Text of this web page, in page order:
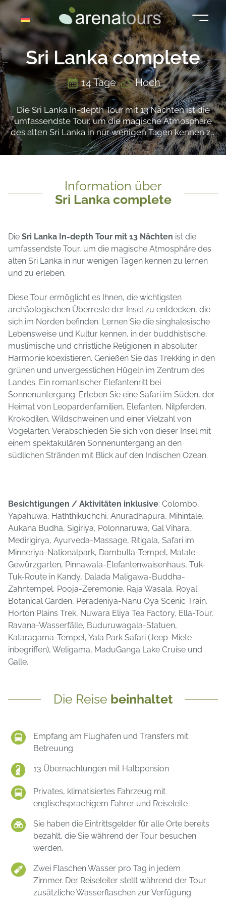
Zum
springen
Sri Lanka complete
14 Tage Hoch
Die Sri Lanka In-depth Tour mit 13 Nächten ist die
umfassendste Tour, um die magische Atmosphäre
des alten Sri Lanka in nur wenigen Tagen kennen zu
lernen und zu erleben. Diese Tour ermöglicht es
Ihnen, die wichtigsten archäologischen Überreste
Kultur kennen, in der buddhistische, muslimische
und christliche Religionen in absoluter Harmonie
Information über
Sri Lanka complete
Die Sri Lanka In-depth Tour mit 13 Nächten ist die
umfassendste Tour, um die magische Atmosphäre des
alten Sri Lanka in nur wenigen Tagen kennen zu lernen
und zu erleben.
Diese Tour ermöglicht es Ihnen, die wichtigsten
archäologischen Überreste der Insel zu entdecken, die
sich im Norden befinden. Lernen Sie die singhalesische
Lebensweise und Kultur kennen, in der buddhistische,
muslimische und christliche Religionen in absoluter
Harmonie koexistieren. Genießen Sie das Trekking in den
grünen und unvergesslichen Hügeln im Zentrum des
Landes. Ein romantischer Elefantenritt bei
Sonnenuntergang. Erleben Sie eine Safari im Süden, der
Heimat von Leopardenfamilien, Elefanten, Nilpferden,
Krokodilen, Wildschweinen und einer Vielzahl von
Vogelarten. Verabschieden Sie sich von dieser Insel mit
einem spektakulären Sonnenuntergang an den
südlichen Stränden mit Blick auf den Indischen Ozean.
Besichtigungen / Aktivitäten inklusive: Colombo,
Yapahuwa, Haththikuchchi, Anuradhapura, Mihintale,
Aukana Budha, Sigiriya, Polonnaruwa, Gal Vihara,
Medirigirya, Ayurveda-Massage, Ritigala, Safari im
Minneriya-Nationalpark, Dambulla-Tempel, Matale-
Gewürzgarten, Pinnawala-Elefantenwaisenhaus, Tuk-
Tuk-Route in Kandy, Dalada Maligawa-Buddha-
Zahntempel, Pooja-Zeremonie, Raja Wasala, Royal
Botanical Garden, Peradeniya-Nanu Oya Scenic Train,
Horton Plains Trek, Nuwara Eliya Tea Factory, Ella-Tour,
Ravana-Wasserfälle, Buduruwagala-Statuen,
Kataragama-Tempel, Yala Park Safari (Jeep-Miete
inbegriffen), Weligama, MaduGanga Lake Cruise und
Galle.
Die Reise beinhaltet
Empfang am Flughafen und Transfers mit
Betreuung.
13 Übernachtungen mit Halbpension
Privates, klimatisiertes Fahrzeug mit
englischsprachigem Fahrer und Reiseleite
Sie haben die Eintrittsgelder für alle Orte bereits
bezahlt, die Sie während der Tour besuchen
werden.
Zwei Flaschen Wasser pro Tag in jedem
Zimmer. Der Reiseleiter stellt während der Tour
zusätzliche Wasserflaschen zur Verfügung.